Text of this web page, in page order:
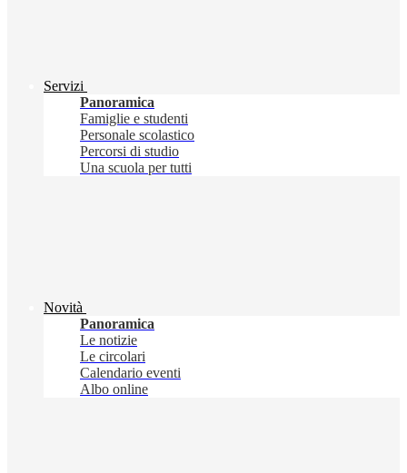
Servizi
Panoramica
Famiglie e studenti
Personale scolastico
Percorsi di studio
Una scuola per tutti
Novità
Panoramica
Le notizie
Le circolari
Calendario eventi
Albo online